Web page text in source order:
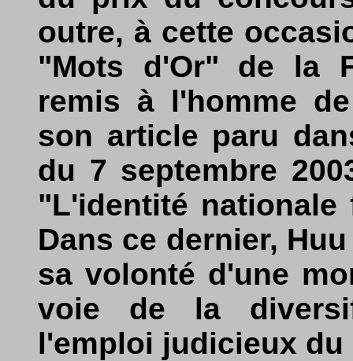
outre, à cette
"Mots d'Or" de la
remis à l'homme
son article paru
du 7 septembre
"L'identité
Dans ce dernier,
sa volonté d'une
voie de la
l'emploi judicieux